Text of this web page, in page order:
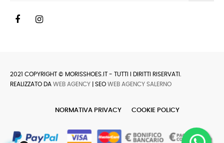
Facebook
2021 COPYRIGHT © MORISSHOES.IT - TUTTI I DIRITTI RISERVATI.
REALIZZATO DA WEB AGENCY | SEO WEB AGENCY SALERNO
NORMATIVA PRIVACY COOKIE POLICY